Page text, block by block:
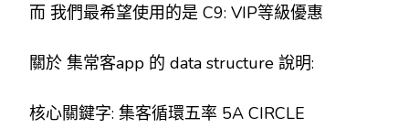
而 我們最希望使用的是 C9: VIP等級優惠
關於 集常客app 的 data structure 說明:
核心關鍵字: 集客循環五率 5A CIRCLE